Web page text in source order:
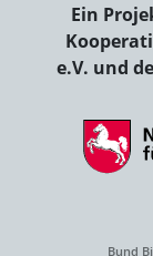
Ein
e.V. und
Bund